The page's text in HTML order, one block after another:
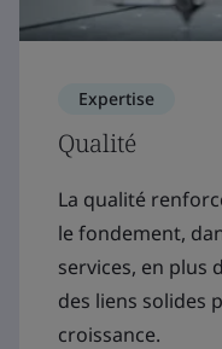
Expertise
Qualité
La qualité
le fondement,
services, en plus
des liens solides
croissance.